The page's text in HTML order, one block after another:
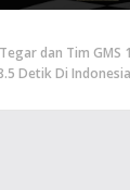
dan Tim GMS
Detik Di